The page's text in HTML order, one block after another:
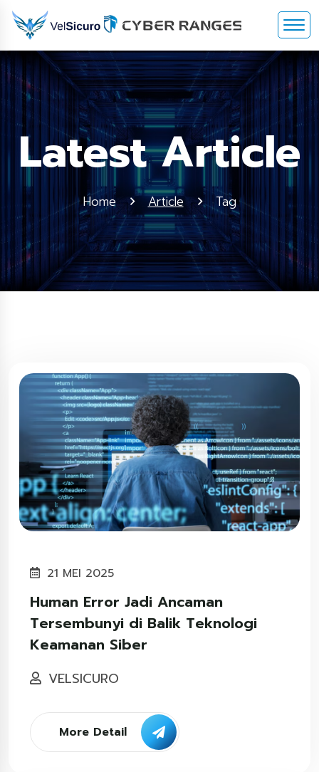
Latest Article
Home Article Tag
21 MEI 2025
Human Error Jadi Ancaman
Tersembunyi di Balik Teknologi
Keamanan Siber
VELSICURO
More Detail